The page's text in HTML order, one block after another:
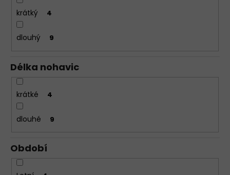
krátký 4
dlouhý 9
Délka nohavic
krátké 4
dlouhé 9
Období